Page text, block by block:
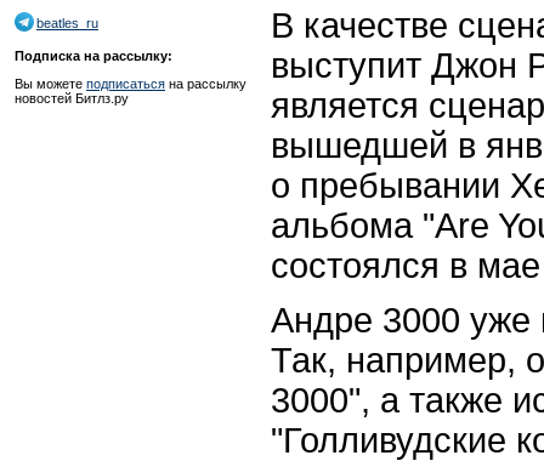
beatles_ru
Подписка на рассылку:
Вы можете подписаться на рассылку
новостей Битлз.ру
В качестве
выступит Джон
является
вышедшей в
о пребывании
альбома "Are
состоялся в
Андре 3000 уже
Так, например,
3000", а также
"Голливудские